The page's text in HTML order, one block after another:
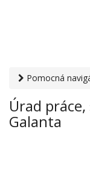
Pomocná
a rodiny› Úrad
Úrad
Galanta